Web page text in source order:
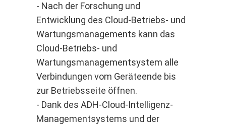
- Nach der Forschung und
Entwicklung des Cloud-Betriebs- und
Wartungsmanagements kann das
Cloud-Betriebs- und
Wartungsmanagementsystem alle
Verbindungen vom Geräteende bis
zur Betriebsseite öffnen.
- Dank des ADH-Cloud-Intelligenz-
Managementsystems und der